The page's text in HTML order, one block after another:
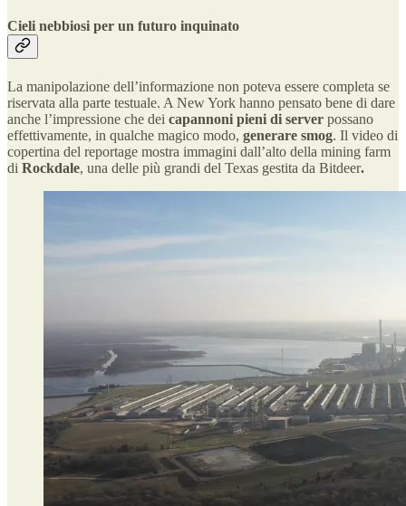
Cieli nebbiosi per un futuro inquinato
La manipolazione dell’informazione non poteva essere completa se
riservata alla parte testuale. A New York hanno pensato bene di dare
anche l’impressione che dei capannoni pieni di server possano
effettivamente, in qualche magico modo, generare smog. Il video di
copertina del reportage mostra immagini dall’alto della mining farm
di Rockdale, una delle più grandi del Texas gestita da Bitdeer.